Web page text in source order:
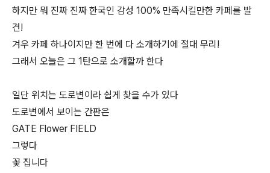
하지만 뭐 진짜 진짜 한국인 감성 100% 만족시킬만한 카페를 발
견!
겨우 카페 하나이지만 한 번에 다 소개하기에 절대 무리!
그래서 오늘은 그 1탄으로 소개할까 한다
일단 위치는 도로변이라 쉽게 찾을 수가 있다
도로변에서 보이는 간판은
GATE Flower FIELD
그렇다
꽃 집니다